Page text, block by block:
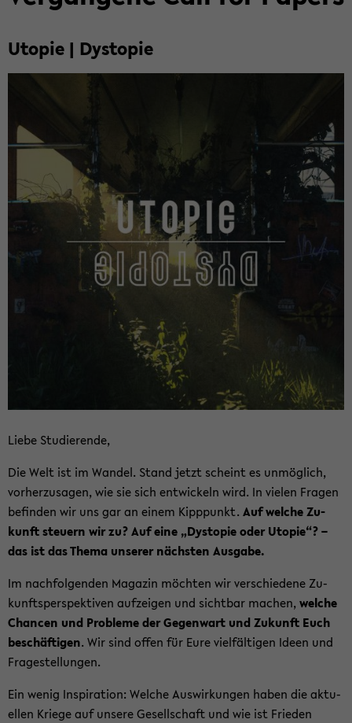
Uto­pie | Dys­to­pie
Liebe Stu­die­ren­de,
Die Welt ist im Wan­del. Stand jetzt scheint es un­mög­lich,
vor­her­zu­sa­gen, wie sie sich ent­wi­ckeln wird. In vie­len Fra­gen
be­fin­den wir uns gar an einem Kipp­punkt. Auf wel­che Zu­
kunft steu­ern wir zu? Auf eine „Dys­to­pie oder Uto­pie“? –
das ist das Thema un­se­rer nächs­ten Aus­ga­be.
Im nach­fol­gen­den Ma­ga­zin möch­ten wir ver­schie­de­ne Zu­
kunfts­per­spek­ti­ven auf­zei­gen und sicht­bar ma­chen,wel­che
Chan­cen und Pro­ble­me der Ge­gen­wart und Zu­kunft Euch
be­schäf­ti­gen. Wir sind offen für Eure viel­fäl­ti­gen Ideen und
Fra­ge­stel­lun­gen.
Ein wenig In­spi­ra­ti­on: Wel­che Aus­wir­kun­gen haben die ak­tu­
el­len Krie­ge auf un­se­re Ge­sell­schaft und wie ist Frie­den